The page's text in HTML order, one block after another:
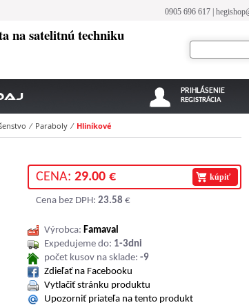
0905 696 617
na satelitnú techniku
PRIHLÁSENIE
REGISTRÁCIA
⁄ Paraboly ⁄ Hliníkové
CENA: 29.00 € kúpiť
Cena bez DPH: 23.58 €
Výrobca: Famaval
Expedujeme do: 1-3dni
počet kusov na sklade: -9
Zdieľať na Facebooku
Vytlačiť stránku produktu
Upozorniť priateľa na tento produkt